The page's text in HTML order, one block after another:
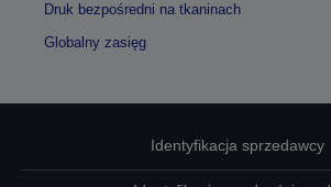
Druk bezpośredni na tkaninach
Globalny zasięg
Identyfikacja sprzedawcy